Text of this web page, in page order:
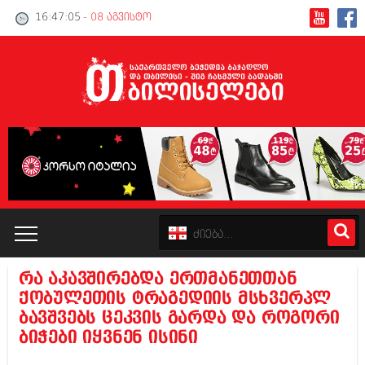
16:47:06 - 08 აგვისტო
კატალოგი
პოლიტიკა
რა აკავშირებდა ერთმანეთთან
ქობულეთის ტრაგედიის მსხვერპლ
ბავშვებს ცეკვის გარდა და როგორი
ბიჭები იყვნენ ისინი